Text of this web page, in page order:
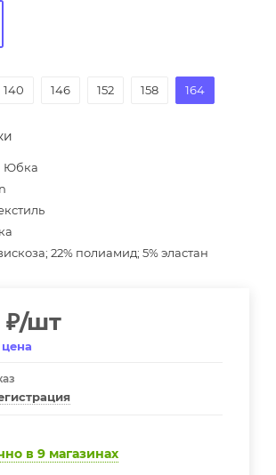
140 146 152 158 164
Юбка
22% полиамид; 5% эластан
₽/шт
в 9 магазинах